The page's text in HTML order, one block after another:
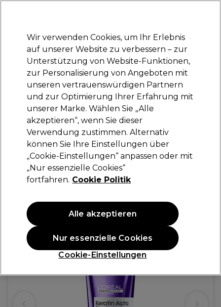
Anmelden
Marken Deals Haare Elektrogeräte Saloneinrichtung
Lieferung und Lieferzeiten
– mehr erfahren
L'Oréal Professionnel
L'Oréal Professionnel Série Expert Keratin
Alpha Sleek Smooth Transformer
Glättungsbehandlung 200ml
(0)
32,90 €
ANGEBOT
Wir verwenden Cookies, um Ihr Erlebnis
auf unserer Website zu verbessern – zur
Unterstützung von Website-Funktionen,
zur Personalisierung von Angeboten mit
unseren vertrauenswürdigen Partnern
und zur Optimierung Ihrer Erfahrung mit
unserer Marke. Wählen Sie „Alle
akzeptieren“, wenn Sie dieser
Verwendung zustimmen. Alternativ
können Sie Ihre Einstellungen über
„Cookie-Einstellungen“ anpassen oder mit
„Nur essenzielle Cookies“
fortfahren. Cookie Politik
Cookie-Einstellungen
Nur essenzielle Cookies
Alle akzeptieren